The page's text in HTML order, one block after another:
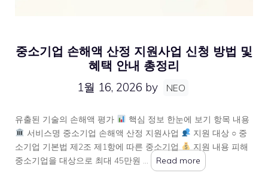
중소기업 손해액 산정 지원사업 신청 방법 및
혜택 안내 총정리
1월 16, 2026 by NEO
유출된 기술의 손해액 평가
핵심 정보 한눈에 보기 항목 내용
서비스명 중소기업 손해액 산정 지원사업
지원 대상 ○ 중
소기업 기본법 제2조 제1항에 따른 중소기업
지원 내용 피해
중소기업을 대상으로 최대 45만원 …
Read more